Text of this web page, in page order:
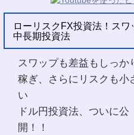
ローリスクFX投資法！ス
中長期投資法
スワップも差益もしっか
稼ぎ、さらにリスクも小
い
ドル円投資法、ついに公
開！！